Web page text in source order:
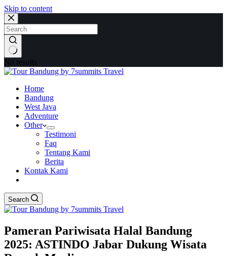
Skip to content
No results
Home
Bandung
West Java
Adventure
Other
Testimoni
Faq
Tentang Kami
Berita
Kontak Kami
Search
Pameran Pariwisata Halal Bandung
2025: ASTINDO Jabar Dukung Wisata